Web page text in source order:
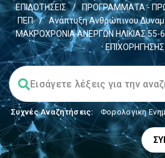
ΕΠΙΔΟΤΗΣΕΙΣ
/ ΠΡΟΓΡΑΜΜΑΤΑ -
ΠΕΠ
/ Ανάπτυξη Ανθρώπινου
ΜΑΚΡΟΧΡΟΝΙΑ ΑΝΕΡΓΩΝ ΗΛΙΚΙΑΣ
ΕΠΙΧΟΡΗΓΗΣΗΣ
Συχνές Αναζητήσεις: Φορολογικη